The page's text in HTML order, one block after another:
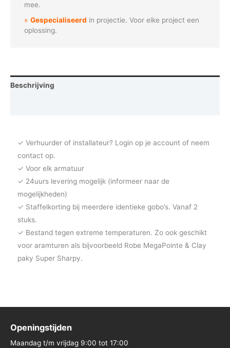
mee.
Gespecialiseerd in projectie. Voor elke project een
oplossing.
Beschrijving
✓ Verhuurder of installateur? Login op je account of neem
contact op.
✓ Voor elk armatuur
✓ 24uurs levering mogelijk (informeer naar de
mogelijkheden)
✓ Staffelkorting bij meerdere identieke gobo’s. Vanaf 2
stuks.
✓ Bestand tegen extreme temperaturen. Zo ook geschikt
voor aramturen als bijvoorbeeld Robe MegaPointe & Clay
paky Super Sharpy.
Openingstijden
Maandag t/m vrijdag 9:00 tot 17:00